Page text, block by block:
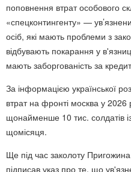
поповнення втрат особового
«спецконтингенту» —
осіб, які мають проблеми з
відбувають покарання у
мають заборгованість за
За інформацією української
втрат на фронті москва у 2026
щонайменше 10 тис. солдатів
щомісяця.
Ще під час заколоту Пригожина
підписав указ про те, що